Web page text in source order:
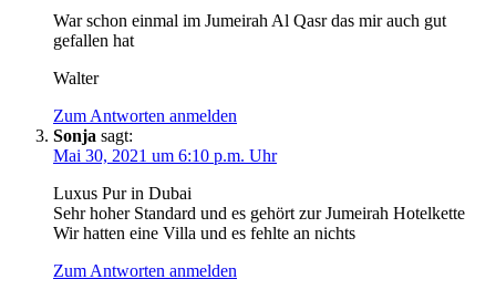
War schon einmal im Jumeirah Al Qasr das mir auch gut
gefallen hat
Walter
Zum Antworten anmelden
Sonja sagt:
Mai 30, 2021 um 6:10 p.m. Uhr
Luxus Pur in Dubai
Sehr hoher Standard und es gehört zur Jumeirah Hotelkette
Wir hatten eine Villa und es fehlte an nichts
Zum Antworten anmelden